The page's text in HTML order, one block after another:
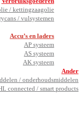
/ kettingzaagolie
/ vulsystemen
Accu’s en laders
AP systeem
AS systeem
AK systeem
Ander
/ onderhoudsmiddelen
connected / smart products